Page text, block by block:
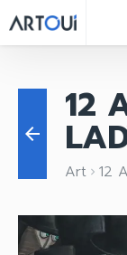
arrow_back
12
Art keyboard_arrow_right 12